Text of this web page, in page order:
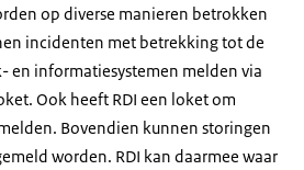
op diverse manieren betrokken
incidenten met betrekking tot de
en informatiesystemen melden via
Ook heeft RDI een loket om
Bovendien kunnen storingen
worden. RDI kan daarmee waar